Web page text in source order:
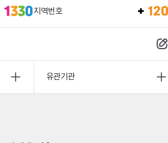
지역번호
유관기관